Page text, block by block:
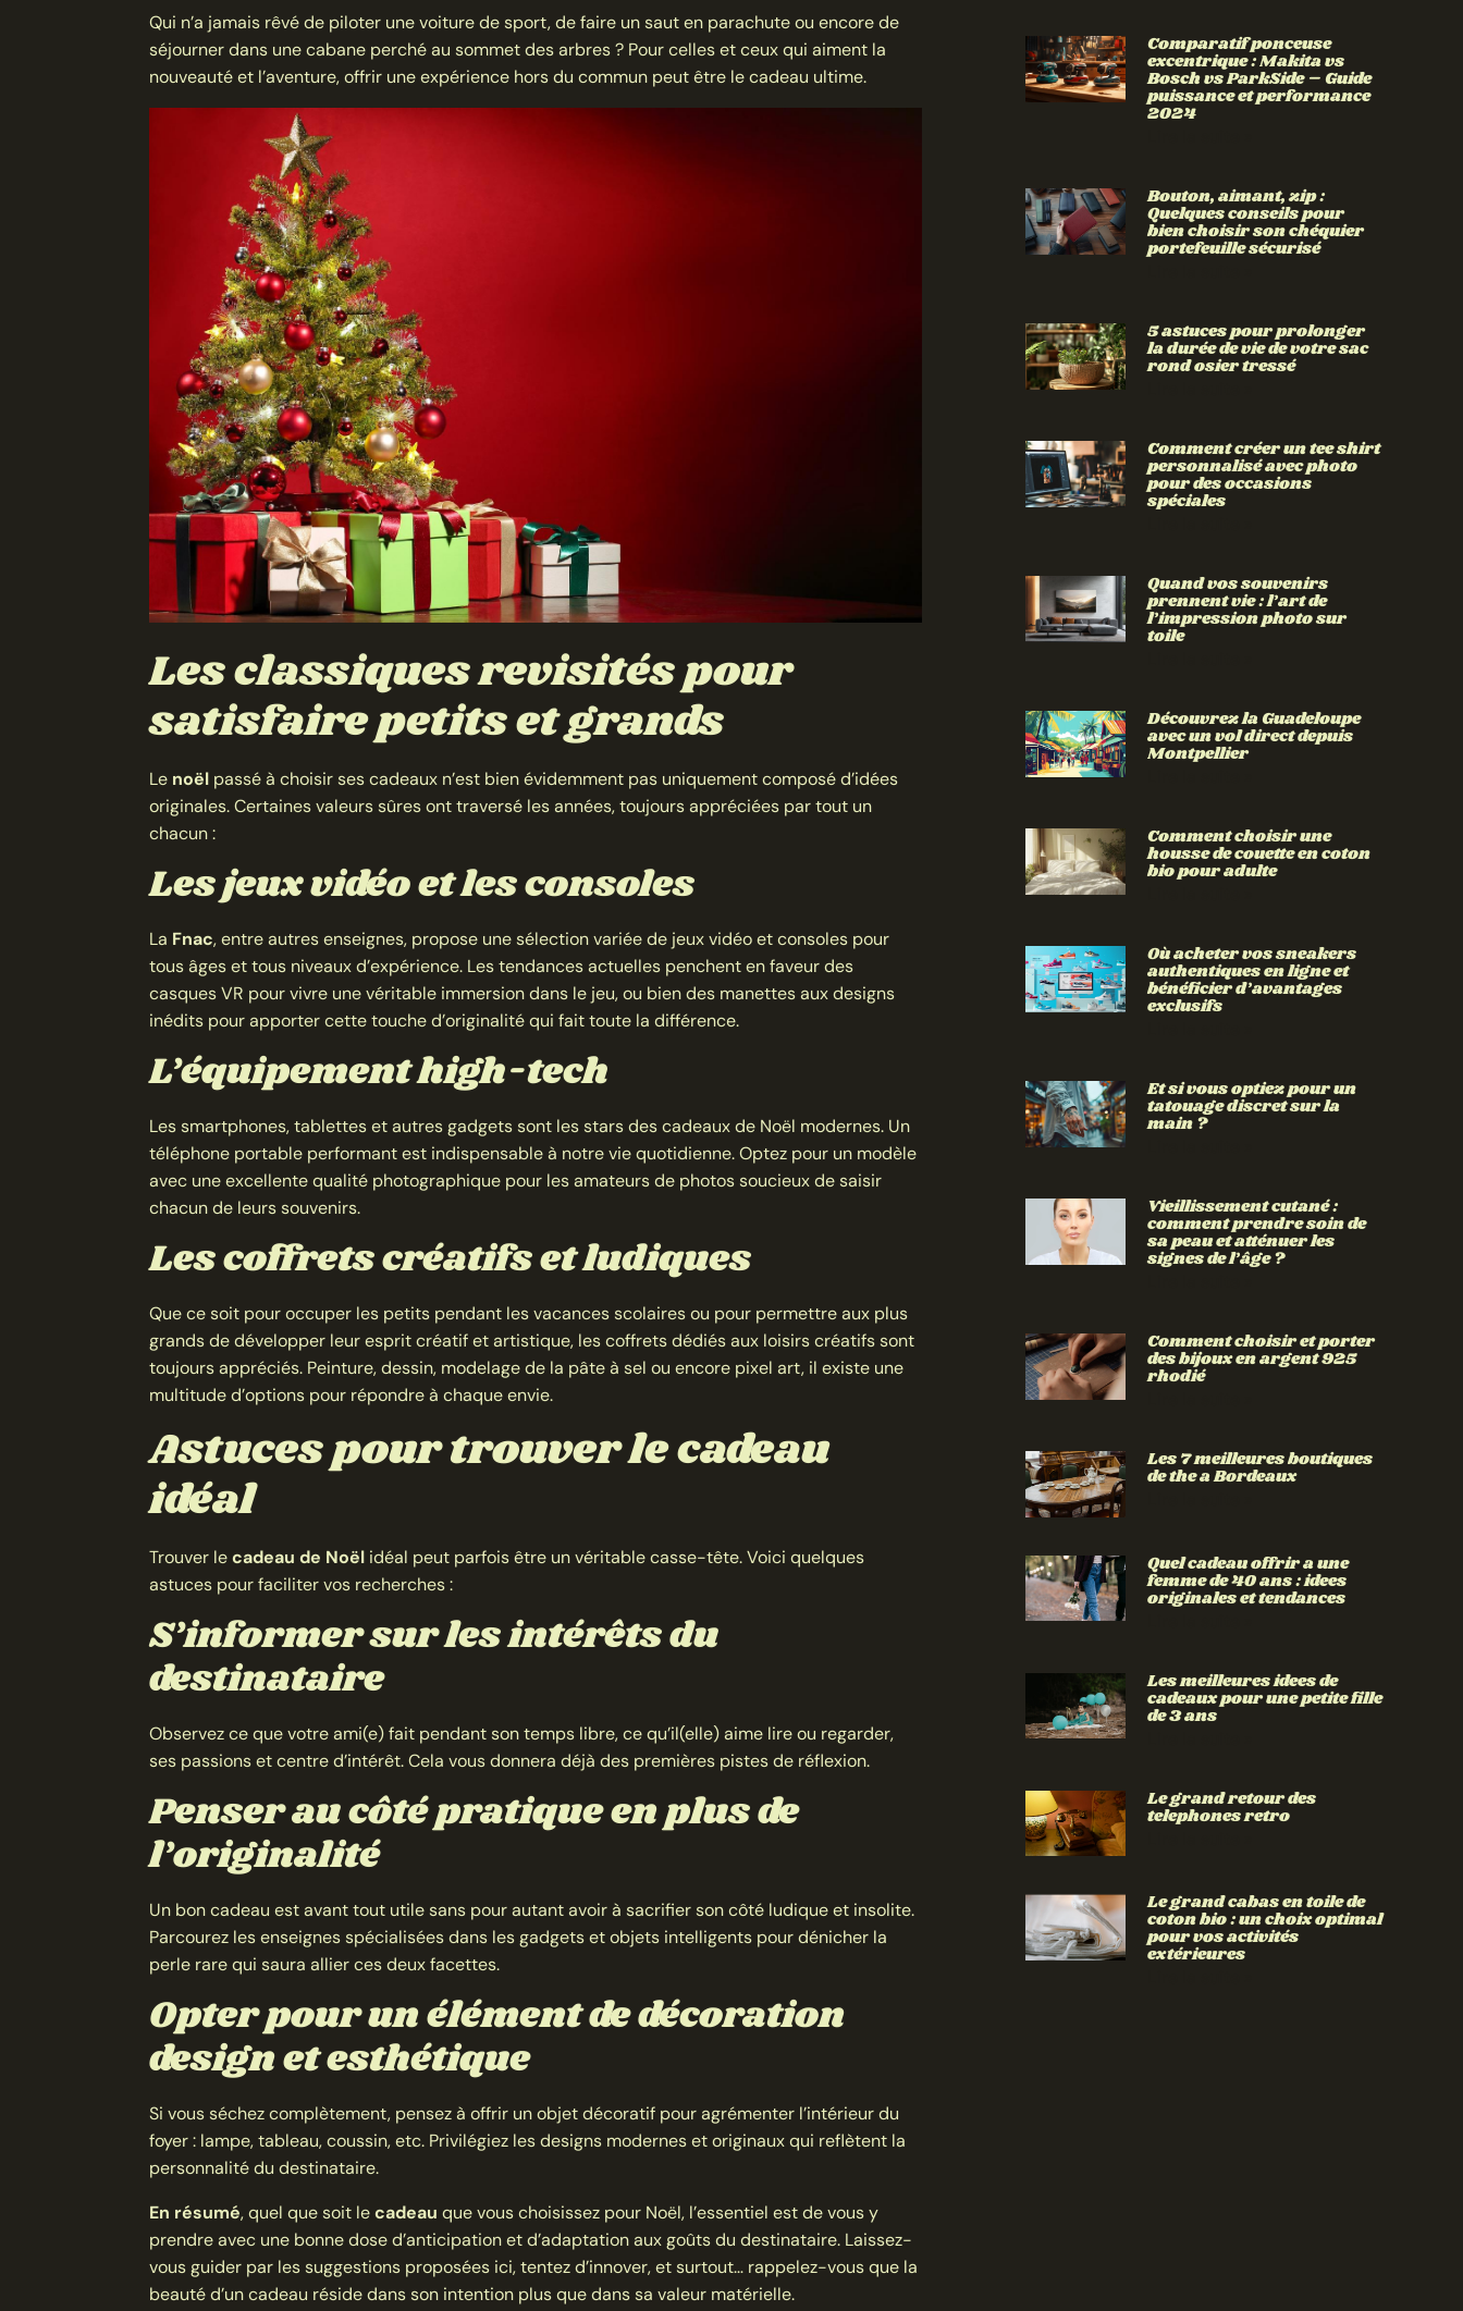
Qui n’a jamais rêvé de piloter une voiture de sport, de faire un saut en parachute ou encore de
séjourner dans une cabane perché au sommet des arbres ? Pour celles et ceux qui aiment la
nouveauté et l’aventure, offrir une expérience hors du commun peut être le cadeau ultime.
Les classiques revisités pour
satisfaire petits et grands
Le noël passé à choisir ses cadeaux n’est bien évidemment pas uniquement composé d’idées
originales. Certaines valeurs sûres ont traversé les années, toujours appréciées par tout un
chacun :
Les jeux vidéo et les consoles
La Fnac, entre autres enseignes, propose une sélection variée de jeux vidéo et consoles pour
tous âges et tous niveaux d’expérience. Les tendances actuelles penchent en faveur des
casques VR pour vivre une véritable immersion dans le jeu, ou bien des manettes aux designs
inédits pour apporter cette touche d’originalité qui fait toute la différence.
L’équipement high-tech
Les smartphones, tablettes et autres gadgets sont les stars des cadeaux de Noël modernes. Un
téléphone portable performant est indispensable à notre vie quotidienne. Optez pour un modèle
avec une excellente qualité photographique pour les amateurs de photos soucieux de saisir
chacun de leurs souvenirs.
Les coffrets créatifs et ludiques
Que ce soit pour occuper les petits pendant les vacances scolaires ou pour permettre aux plus
grands de développer leur esprit créatif et artistique, les coffrets dédiés aux loisirs créatifs sont
toujours appréciés. Peinture, dessin, modelage de la pâte à sel ou encore pixel art, il existe une
multitude d’options pour répondre à chaque envie.
Astuces pour trouver le cadeau
idéal
Trouver lecadeau de Noël idéal peut parfois être un véritable casse-tête. Voici quelques
astuces pour faciliter vos recherches :
S’informer sur les intérêts du
destinataire
Observez ce que votre ami(e) fait pendant son temps libre, ce qu’il(elle) aime lire ou regarder,
ses passions et centre d’intérêt. Cela vous donnera déjà des premières pistes de réflexion.
Penser au côté pratique en plus de
l’originalité
Un bon cadeau est avant tout utile sans pour autant avoir à sacrifier son côté ludique et insolite.
Parcourez les enseignes spécialisées dans les gadgets et objets intelligents pour dénicher la
perle rare qui saura allier ces deux facettes.
Opter pour un élément de décoration
design et esthétique
Si vous séchez complètement, pensez à offrir un objet décoratif pour agrémenter l’intérieur du
foyer : lampe, tableau, coussin, etc. Privilégiez les designs modernes et originaux qui reflètent la
personnalité du destinataire.
En résumé, quel que soit lecadeau que vous choisissez pour Noël, l’essentiel est de vous y
prendre avec une bonne dose d’anticipation et d’adaptation aux goûts du destinataire. Laissez-
vous guider par les suggestions proposées ici, tentez d’innover, et surtout… rappelez-vous que la
beauté d’un cadeau réside dans son intention plus que dans sa valeur matérielle.
Comparatif ponceuse
excentrique : Makita vs
Bosch vs ParkSide – Guide
puissance et performance
2024
Bouton, aimant, zip :
Quelques conseils pour
bien choisir son chéquier
portefeuille sécurisé
5 astuces pour prolonger
la durée de vie de votre sac
rond osier tressé
Comment créer un tee shirt
personnalisé avec photo
pour des occasions
spéciales
Quand vos souvenirs
prennent vie : l’art de
l’impression photo sur
toile
Découvrez la Guadeloupe
avec un vol direct depuis
Montpellier
Comment choisir une
housse de couette en coton
bio pour adulte
Où acheter vos sneakers
authentiques en ligne et
bénéficier d’avantages
exclusifs
Et si vous optiez pour un
tatouage discret sur la
main ?
Vieillissement cutané :
comment prendre soin de
sa peau et atténuer les
signes de l’âge ?
Comment choisir et porter
des bijoux en argent 925
rhodié
Les 7 meilleures boutiques
de the a Bordeaux
Quel cadeau offrir a une
femme de 40 ans : idees
originales et tendances
Les meilleures idees de
cadeaux pour une petite fille
de 3 ans
Le grand retour des
telephones retro
Le grand cabas en toile de
coton bio : un choix optimal
pour vos activités
extérieures